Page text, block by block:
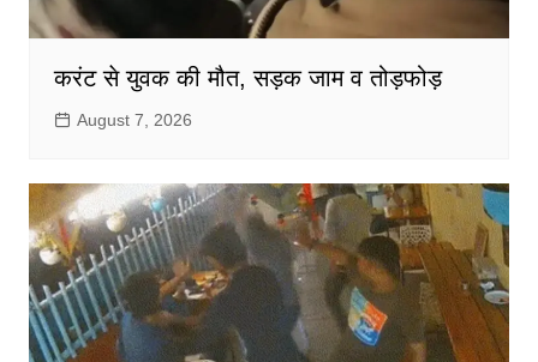
करंट से युवक की मौत, सड़क जाम व तोड़फोड़
August 7, 2026